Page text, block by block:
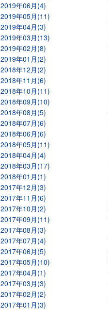
2019年06月(4)
2019年05月(11)
2019年04月(3)
2019年03月(13)
2019年02月(8)
2019年01月(2)
2018年12月(2)
2018年11月(6)
2018年10月(11)
2018年09月(10)
2018年08月(5)
2018年07月(6)
2018年06月(6)
2018年05月(11)
2018年04月(4)
2018年03月(17)
2018年01月(1)
2017年12月(3)
2017年11月(6)
2017年10月(2)
2017年09月(11)
2017年08月(3)
2017年07月(4)
2017年06月(5)
2017年05月(10)
2017年04月(1)
2017年03月(3)
2017年02月(2)
2017年01月(3)